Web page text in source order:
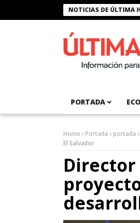
NOTICIAS DE ÚLTIMA
Presidente Bukele condecora a
PORTADA
Home Portada portada
El Salvador
Director